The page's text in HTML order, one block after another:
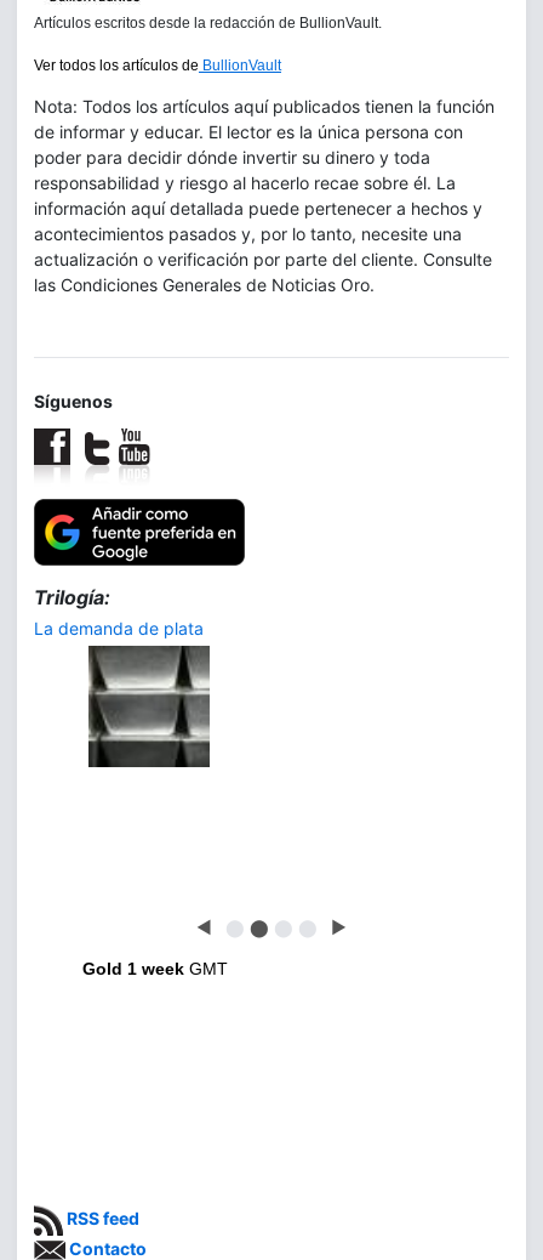
Artículos escritos desde la redacción de BullionVault.
Ver todos los artículos de BullionVault
Nota: Todos los artículos aquí publicados tienen la función
de informar y educar. El lector es la única persona con
poder para decidir dónde invertir su dinero y toda
responsabilidad y riesgo al hacerlo recae sobre él. La
información aquí detallada puede pertenecer a hechos y
acontecimientos pasados y, por lo tanto, necesite una
actualización o verificación por parte del cliente. Consulte
las Condiciones Generales de Noticias Oro.
Síguenos
Trilogía:
La demanda de plata
◀ ⬤ ⬤ ⬤ ⬤ ▶
Gold 1 week GMT
RSS feed
Contacto